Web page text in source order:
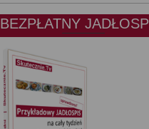
BEZPŁATNY